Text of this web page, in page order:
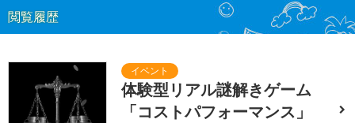
閲覧履歴
体験型リアル謎解きゲーム
「コストパフォーマンス」